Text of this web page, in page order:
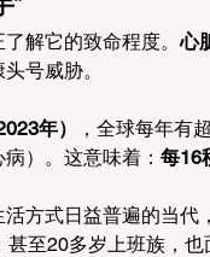
解它的致命程度。心
号威胁。
年） ，全球每年有超
病）。这意味着： 每16
方式日益普遍的当
至20多岁上班族，也